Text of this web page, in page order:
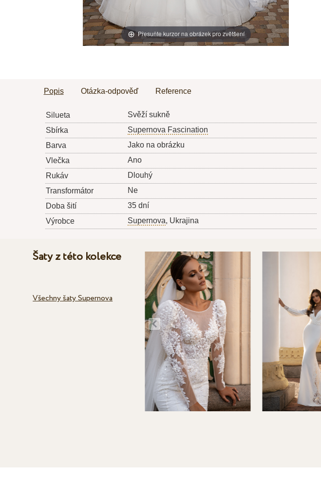
Přesuňte kurzor na obrázek pro zvětšení
Popis Otázka-odpověď Reference
Silueta
Svěží sukně
Sbírka
Supernova Fascination
Barva
Jako na obrázku
Vlečka
Ano
Rukáv
Dlouhý
Transformátor
Ne
Doba šití
35 dní
Výrobce
Supernova, Ukrajina
Šaty z této kolekce
Všechny šaty Supernova